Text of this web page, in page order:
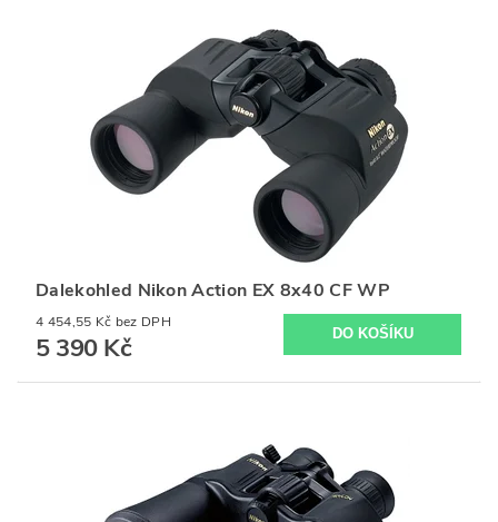
Dalekohled Nikon Action EX 8x40 CF WP
4 454,55 Kč bez DPH
5 390 Kč